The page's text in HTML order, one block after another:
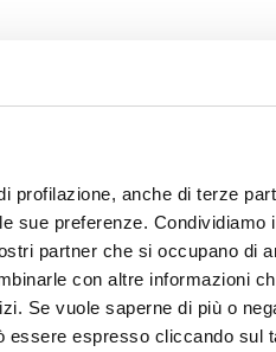
profilazione, anche di terze
sue preferenze.
partner che si occupano di
con altre informazioni
Se vuole saperne di più o
essere espresso cliccando sul